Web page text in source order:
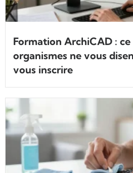
Formation ArchiCAD : ce
organismes ne vous
vous inscrire